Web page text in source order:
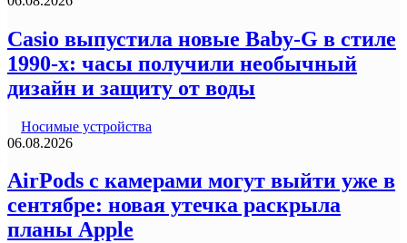
Casio выпустила новые Baby-G в стиле
1990-х: часы получили необычный
дизайн и защиту от воды
Носимые устройства
06.08.2026
AirPods с камерами могут выйти уже в
сентябре: новая утечка раскрыла
планы Apple